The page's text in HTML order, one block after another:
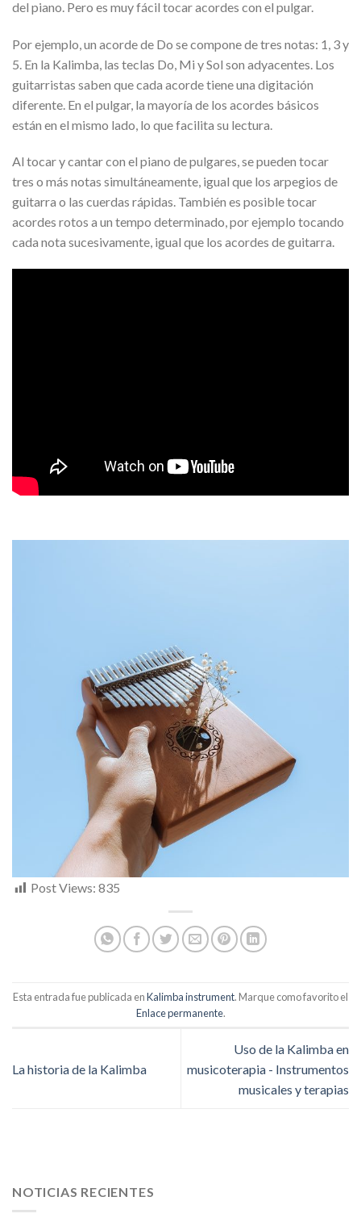
del piano. Pero es muy fácil tocar acordes con el pulgar.
Por ejemplo, un acorde de Do se compone de tres notas: 1, 3 y
5. En la Kalimba, las teclas Do, Mi y Sol son adyacentes. Los
guitarristas saben que cada acorde tiene una digitación
diferente. En el pulgar, la mayoría de los acordes básicos
están en el mismo lado, lo que facilita su lectura.
Al tocar y cantar con el piano de pulgares, se pueden tocar
tres o más notas simultáneamente, igual que los arpegios de
guitarra o las cuerdas rápidas. También es posible tocar
acordes rotos a un tempo determinado, por ejemplo tocando
cada nota sucesivamente, igual que los acordes de guitarra.
Post Views:
Post Views: 835
Esta entrada fue publicada enKalimba instrument. Marque como favorito el
Enlace permanente.
La historia de la Kalimba
Uso de la Kalimba en
musicoterapia - Instrumentos
musicales y terapias
NOTICIAS RECIENTES